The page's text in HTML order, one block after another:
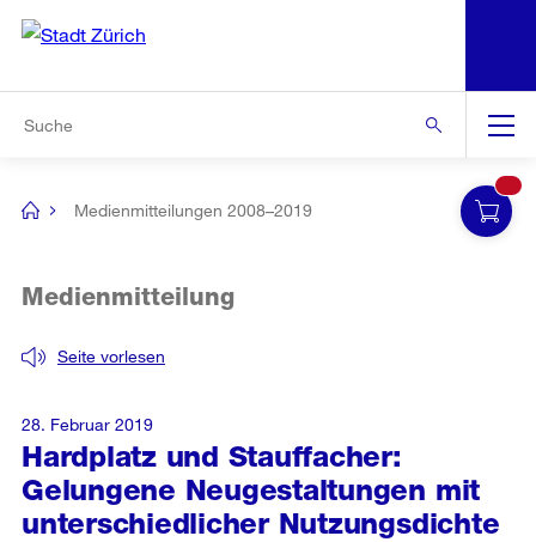
Navigation
[no
Medienmitteilungen 2008–2019
Hardplatz und Stauffacher:
Gelungene Neugestaltungen mit
unterschiedlicher Nutzungsdichte
Seite vorlesen
Medienmitteilung
28. Februar 2019